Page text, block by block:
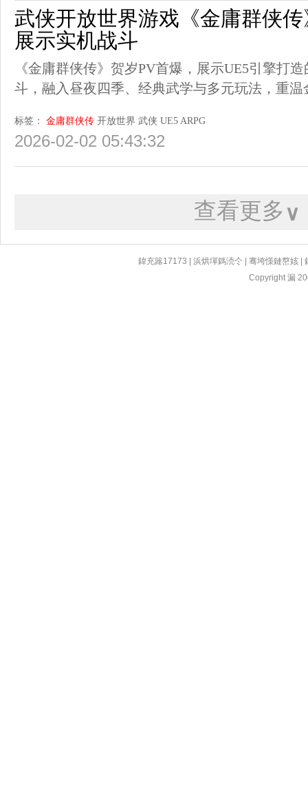
武侠开放世界游戏《金庸群侠
展示实机战斗
《金庸群侠传》贺岁PV首爆，展示UE5引擎打
斗，融入昼夜四季、经典武学与多元玩法，重温
标签： 金庸群侠传 开放世界 武侠 UE5 ARPG
2026-02-02 05:43:32
查看更多 ∨
鍏充簬17173 |浜烘墠鎷涜仒 |骞垮憡鏈嶅姟 |
Copyright 漏